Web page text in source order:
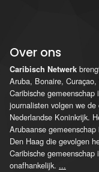
Over ons
Caribisch Netwerk
Aruba, Bonaire,
Caribische
journalisten volgen we
Nederlandse Koninkrijk.
Arubaanse
Den Haag die gevolgen
Caribische
onafhankelijk. ...